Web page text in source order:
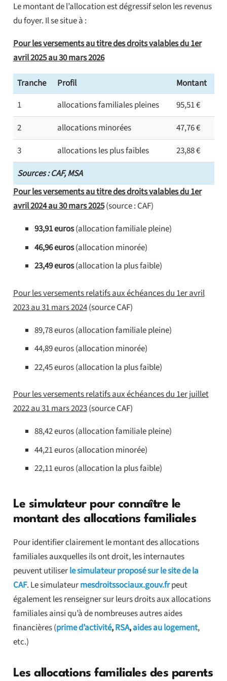
Le montant de l’allocation est dégressif selon les revenus
du foyer. Il se situe à :
Pour les versements au titre des droits valables du 1er
avril 2025 au 30 mars 2026
Tranche Profil Montant
Sources : CAF, MSA
1 allocations familiales pleines
95,51 €
2
allocations minorées
47,76 €
3
allocations les plus faibles 23,88 €
Pour les versements au titre des droits valables du 1er
avril 2024 au 30 mars 2025(source : CAF)
93,91 euros(allocation familiale pleine)
46,96 euros(allocation minorée)
23,49 euros(allocation la plus faible)
Pour les versements relatifs aux échéances du 1er avril
2023 au 31 mars 2024(source CAF)
89,78 euros (allocation familiale pleine)
44,89 euros (allocation minorée)
22,45 euros (allocation la plus faible)
Pour les versements relatifs aux échéances du 1er juillet
2022 au 31 mars 2023(source CAF)
88,42 euros (allocation familiale pleine)
44,21 euros (allocation minorée)
22,11 euros (allocation la plus faible)
Le simulateur pour connaître le
montant des allocations familiales
Pour identifier clairement le montant des allocations
familiales auxquelles ils ont droit, les internautes
peuvent utiliserle simulateur proposé sur le site de la
CAF. Le simulateurmesdroitssociaux.gouv.frpeut
également les renseigner sur leurs droits aux allocations
familiales ainsi qu’à de nombreuses autres aides
financières (prime d’activité,RSA,aides au logement,
etc.)
Les allocations familiales des parents